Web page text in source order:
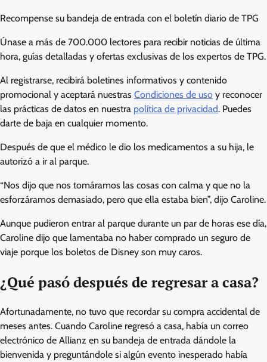
Recompense su bandeja de entrada con el boletín diario de TPG
Únase a más de 700.000 lectores para recibir noticias de última
hora, guías detalladas y ofertas exclusivas de los expertos de TPG.
Al registrarse, recibirá boletines informativos y contenido
promocional y aceptará nuestras Condiciones de uso y reconocer
las prácticas de datos en nuestra política de privacidad. Puedes
darte de baja en cualquier momento.
Después de que el médico le dio los medicamentos a su hija, le
autorizó a ir al parque.
“Nos dijo que nos tomáramos las cosas con calma y que no la
esforzáramos demasiado, pero que ella estaba bien”, dijo Caroline.
Aunque pudieron entrar al parque durante un par de horas ese día,
Caroline dijo que lamentaba no haber comprado un seguro de
viaje porque los boletos de Disney son muy caros.
¿Qué pasó después de regresar a casa?
Afortunadamente, no tuvo que recordar su compra accidental de
meses antes. Cuando Caroline regresó a casa, había un correo
electrónico de Allianz en su bandeja de entrada dándole la
bienvenida y preguntándole si algún evento inesperado había